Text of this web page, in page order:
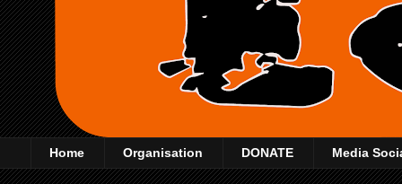
Home Organisation DONATE Media